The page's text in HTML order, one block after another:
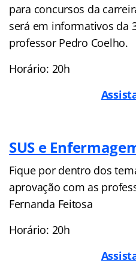
para concursos da
será em informativos da
professor Pedro Coelho.
Horário: 20h
SUS e
Fique por dentro dos
aprovação com as
Fernanda Feitosa
Horário: 20h